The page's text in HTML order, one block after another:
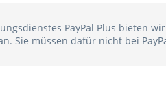
PayPal Plus bieten
Sie müssen dafür nicht bei